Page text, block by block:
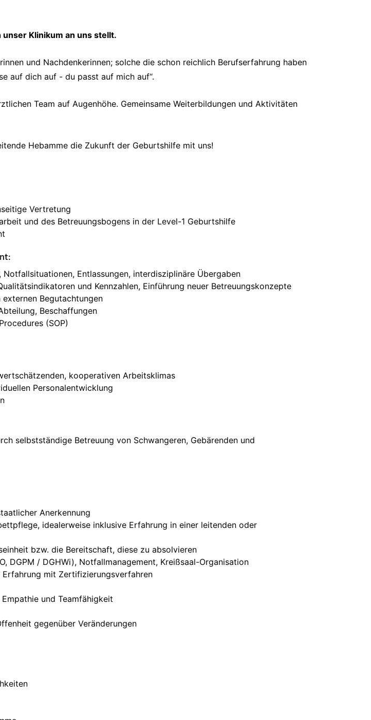
Klinikum an uns stellt.
und Nachdenkerinnen; solche die schon reichlich Berufserfahrung haben
auf dich auf - du passt auf mich auf“.
Team auf Augenhöhe. Gemeinsame Weiterbildungen und Aktivitäten
Hebamme die Zukunft der Geburtshilfe mit uns!
Vertretung
und des Betreuungsbogens in der Level-1 Geburtshilfe
Entlassungen, interdisziplinäre Übergaben
und Kennzahlen, Einführung neuer Betreuungskonzepte
Begutachtungen
Beschaffungen
(SOP)
kooperativen Arbeitsklimas
Personalentwicklung
selbstständige Betreuung von Schwangeren, Gebärenden und
Anerkennung
idealerweise inklusive Erfahrung in einer leitenden oder
bzw. die Bereitschaft, diese zu absolvieren
DGPM / DGHWi), Notfallmanagement, Kreißsaal-Organisation
Erfahrung mit Zertifizierungsverfahren
und Teamfähigkeit
gegenüber Veränderungen